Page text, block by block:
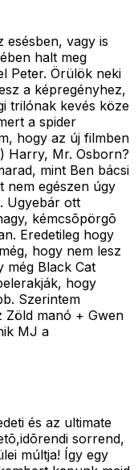
esésben, vagy is
halt meg
Peter. Örülök neki
a képregényhez,
trilónak kevés köze
a spider
hogy az új filmben
Harry, Mr. Osborn?
mint Ben bácsi
nem egészen úgy
Ugyebár ott
kémcsõpörgõ
Eredetileg hogy
hogy nem lesz
még Black Cat
hogy
Szerintem
Zöld manó + Gwen
MJ a
és az ultimate
sorrend,
múltja! Így egy